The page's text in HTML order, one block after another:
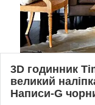
3D годинник
великий
Написи-G